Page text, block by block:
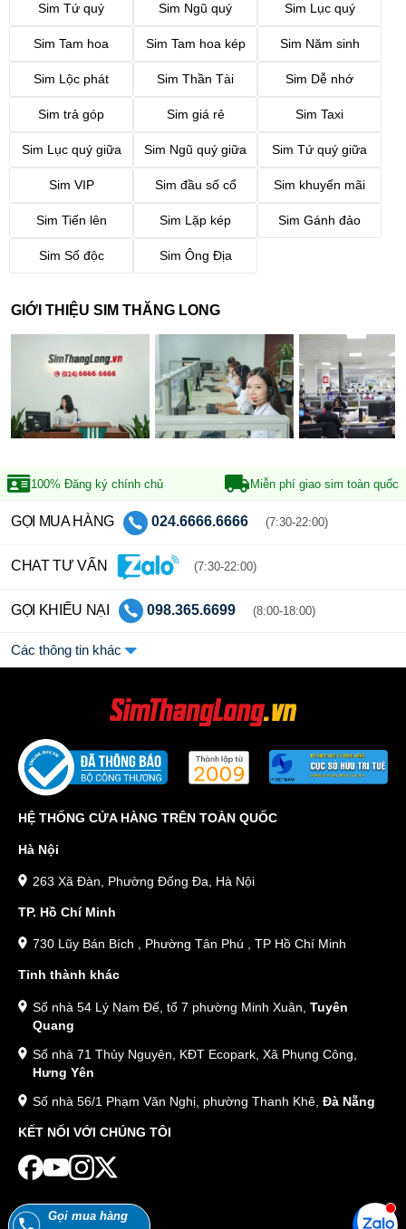
Sim Tứ quý Sim Ngũ quý Sim Lục quý
Sim Tam hoa Sim Tam hoa kép Sim Năm sinh
Sim Lộc phát Sim Thần Tài Sim Dễ nhớ
Sim trả góp Sim giá rẻ Sim Taxi
Sim Lục quý giữa Sim Ngũ quý giữa Sim Tứ quý giữa
Sim VIP Sim đầu số cổ Sim khuyến mãi
Sim Tiến lên Sim Lặp kép Sim Gánh đảo
Sim Số độc Sim Ông Địa
GIỚI THIỆU SIM THĂNG LONG
100% Đăng ký chính chủ Miễn phí giao sim toàn quốc
GỌI MUA HÀNG 024.6666.6666 (7:30-22:00)
CHAT TƯ VẤN (7:30-22:00)
GỌI KHIẾU NẠI 098.365.6699 (8:00-18:00)
Các thông tin khác
HỆ THỐNG CỬA HÀNG TRÊN TOÀN QUỐC
Hà Nội
263 Xã Đàn, Phường Đống Đa, Hà Nội
TP. Hồ Chí Minh
730 Lũy Bán Bích , Phường Tân Phú , TP Hồ Chí Minh
Tỉnh thành khác
Số nhà 54 Lý Nam Đế, tổ 7 phường Minh Xuân, Tuyên
Quang
Số nhà 71 Thủy Nguyên, KĐT Ecopark, Xã Phụng Công,
Hưng Yên
Số nhà 56/1 Phạm Văn Nghị, phường Thanh Khê, Đà Nẵng
KẾT NỐI VỚI CHÚNG TÔI
Gọi mua hàng